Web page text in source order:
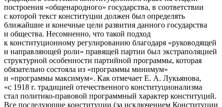
построения «общенародного» государства, в соответствии
с которой текст конституции должен был определять
ближайшие и конечные цели развития данного государства
и общества. Несомненно, что такой подход
к конституционному регулированию благодаря «руководящей
и направляющей роли» правящей партии был экстраполяцией
структурной особенности партийной программы, которая
обязательно состояла из «программы минимум»
и «программы максимум». Как отмечает Е. А. Лукьянова,
«с 1918 г. традицией отечественного конституционализма
стал политико-правовой программный характер конституций.
Все последующие конституции (за исключением Конституции